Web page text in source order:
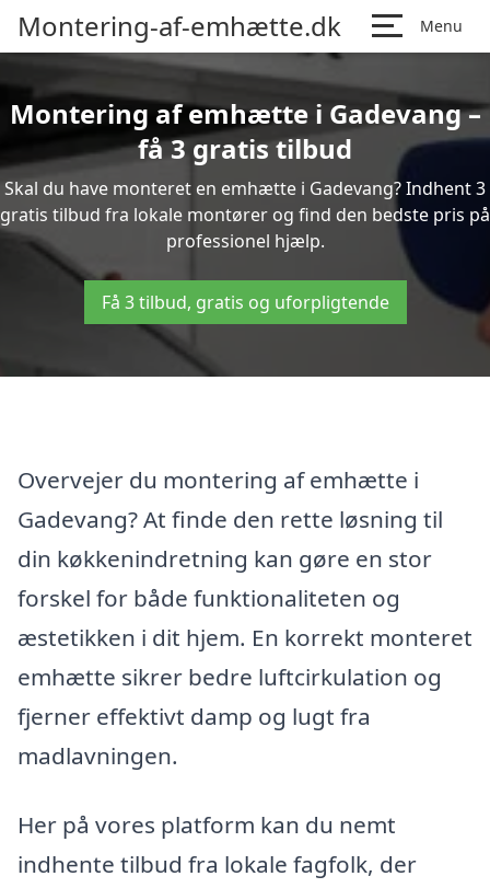
Montering-af-emhætte.dk Menu
Montering af emhætte i Gadevang –
få 3 gratis tilbud
Skal du have monteret en emhætte i Gadevang? Indhent 3
gratis tilbud fra lokale montører og find den bedste pris på
professionel hjælp.
Få 3 tilbud, gratis og uforpligtende
Overvejer du montering af emhætte i
Gadevang? At finde den rette løsning til
din køkkenindretning kan gøre en stor
forskel for både funktionaliteten og
æstetikken i dit hjem. En korrekt monteret
emhætte sikrer bedre luftcirkulation og
fjerner effektivt damp og lugt fra
madlavningen.
Her på vores platform kan du nemt
indhente tilbud fra lokale fagfolk, der